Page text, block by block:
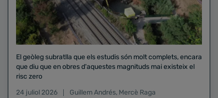
El geòleg subratlla que els estudis són molt complets, encara
que diu que en obres d'aquestes magnituds mai existeix el
risc zero
24 juliol 2026
Guillem Andrés, Mercè Raga